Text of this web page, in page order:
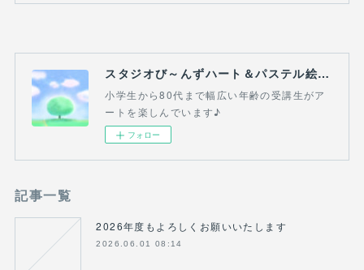
スタジオび～んずハート＆パステル絵画教室(吉祥寺・三鷹・熊谷）
小学生から80代まで幅広い年齢の受講生がア
ートを楽しんでいます♪
フォロー
記事一覧
2026年度もよろしくお願いいたします
2026.06.01 08:14